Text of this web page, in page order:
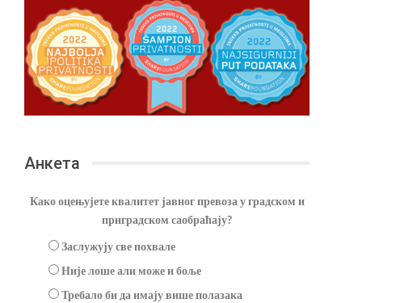
Анкета
Како оцењујете квалитет јавног превоза у градском и
приградском саобраћају?
Заслужују све похвале
Није лоше али може и боље
Требало би да имају више полазака